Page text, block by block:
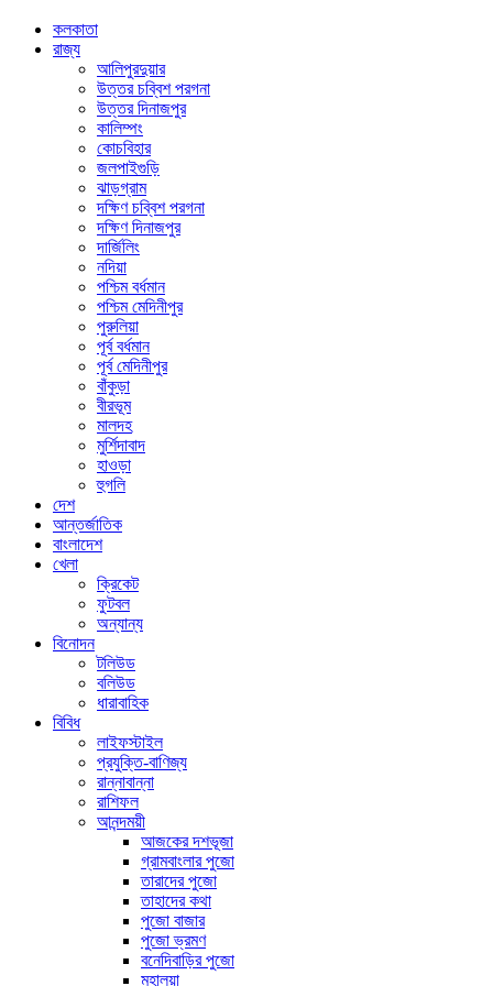
কলকাতা
রাজ্য
আলিপুরদুয়ার
উত্তর চব্বিশ পরগনা
উত্তর দিনাজপুর
কালিম্পং
কোচবিহার
জলপাইগুড়ি
ঝাড়গ্রাম
দক্ষিণ চব্বিশ পরগনা
দক্ষিণ দিনাজপুর
দার্জিলিং
নদিয়া
পশ্চিম বর্ধমান
পশ্চিম মেদিনীপুর
পুরুলিয়া
পূর্ব বর্ধমান
পূর্ব মেদিনীপুর
বাঁকুড়া
বীরভূম
মালদহ
মুর্শিদাবাদ
হাওড়া
হুগলি
দেশ
আন্তর্জাতিক
বাংলাদেশ
খেলা
ক্রিকেট
ফুটবল
অন্যান্য
বিনোদন
টলিউড
বলিউড
ধারাবাহিক
বিবিধ
লাইফস্টাইল
প্রযুক্তি-বাণিজ্য
রান্নাবান্না
রাশিফল
আনন্দময়ী
আজকের দশভূজা
গ্রামবাংলার পুজো
তারাদের পুজো
তাহাদের কথা
পুজো বাজার
পুজো ভ্রমণ
বনেদিবাড়ির পুজো
মহালয়া